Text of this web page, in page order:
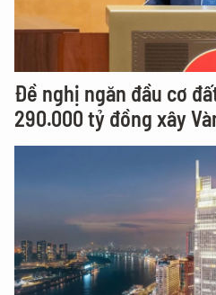
Đề nghị ngăn đầu cơ
290.000 tỷ đồng xây